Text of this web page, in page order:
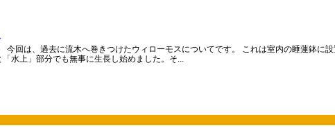
回は、過去に流木へ巻きつけたウィローモスについてです。 これは室内の睡蓮鉢に設
水上」部分でも無事に生長し始めました。そ...